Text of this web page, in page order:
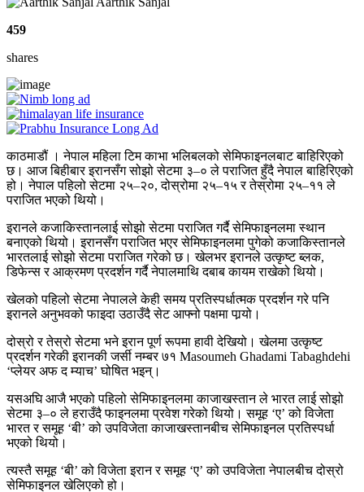
459
shares
काठमाडौं । नेपाल महिला टिम काभा भलिबलको सेमिफाइनलबाट बाहिरिएको
छ। आज बिहीबार इरानसँग सोझो सेटमा ३–० ले पराजित हुँदै नेपाल बाहिरिएको
हो। नेपाल पहिलो सेटमा २५–२०, दोस्रोमा २५–१५ र तेस्रोमा २५–११ ले
पराजित भएको थियो।
इरानले कजाकिस्तानलाई सोझो सेटमा पराजित गर्दै सेमिफाइनलमा स्थान
बनाएको थियो। इरानसँग पराजित भएर सेमिफाइनलमा पुगेको कजाकिस्तानले
भारतलाई सोझो सेटमा पराजित गरेको छ। खेलभर इरानले उत्कृष्ट ब्लक,
डिफेन्स र आक्रमण प्रदर्शन गर्दै नेपालमाथि दबाब कायम राखेको थियो।
खेलको पहिलो सेटमा नेपालले केही समय प्रतिस्पर्धात्मक प्रदर्शन गरे पनि
इरानले अनुभवको फाइदा उठाउँदै सेट आफ्नो पक्षमा पार्‍यो।
दोस्रो र तेस्रो सेटमा भने इरान पूर्ण रूपमा हावी देखियो। खेलमा उत्कृष्ट
प्रदर्शन गरेकी इरानकी जर्सी नम्बर ७१ Masoumeh Ghadami Tabaghdehi
‘प्लेयर अफ द म्याच’ घोषित भइन्।
यसअघि आजै भएको पहिलो सेमिफाइनलमा काजाखस्तान ले भारत लाई सोझो
सेटमा ३–० ले हराउँदै फाइनलमा प्रवेश गरेको थियो। समूह ‘ए’ को विजेता
भारत र समूह ‘बी’ को उपविजेता काजाखस्तानबीच सेमिफाइनल प्रतिस्पर्धा
भएको थियो।
त्यस्तै समूह ‘बी’ को विजेता इरान र समूह ‘ए’ को उपविजेता नेपालबीच दोस्रो
सेमिफाइनल खेलिएको हो।